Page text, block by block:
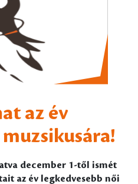
az év
december 1-től ismét
az év legkedvesebb női